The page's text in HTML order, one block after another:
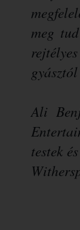
meg
Ali
testek